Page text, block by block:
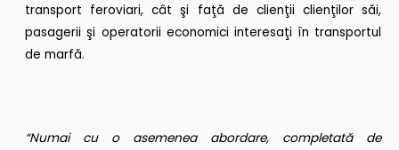
transport feroviari, cât şi faţă de clienţii clienţilor săi,
pasagerii şi operatorii economici interesaţi în transportul
de marfă.
“Numai cu o asemenea abordare, completată de